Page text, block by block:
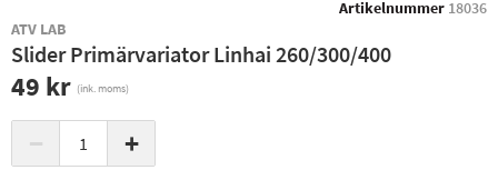
Artikelnummer 18036
ATV LAB
Slider Primärvariator Linhai 260/300/400
49 kr (ink. moms)
− +